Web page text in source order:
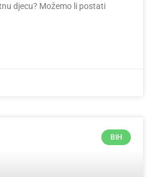
djecu? Možemo li postati
BIH